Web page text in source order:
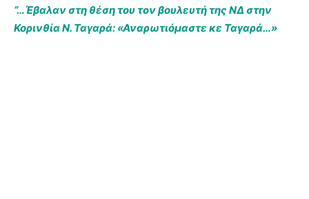
“…Έβαλαν στη θέση του τον βουλευτή της ΝΔ στην
Κορινθία Ν. Ταγαρά: «Αναρωτιόμαστε κε Ταγαρά…»